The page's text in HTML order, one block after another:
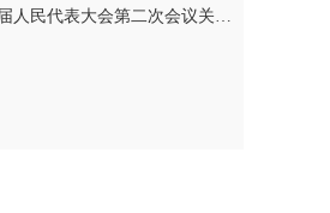
湖南省第十四届人民代表大会第二次会议关于湖南省人民代表大会常务委员会工作报告的决议